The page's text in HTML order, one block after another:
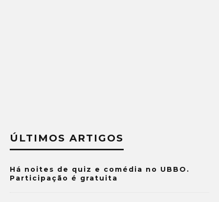
ÚLTIMOS ARTIGOS
Há noites de quiz e comédia no UBBO.
Participação é gratuita